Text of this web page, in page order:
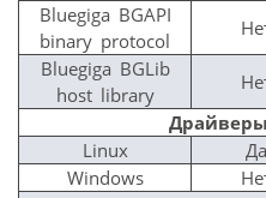
Bluegiga BGAPI
binary protocol
Bluegiga BGLib
host library
Linux
Да
Windows